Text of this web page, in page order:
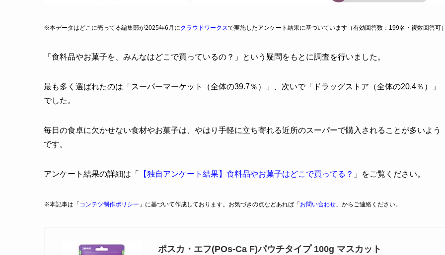
※本データはどこに売ってる編集部が2025年6月にクラウドワークスで実施したアンケート結果に基づいています（有効回答数：199名・複数回答可
「食料品やお菓子を、みんなはどこで買っているの？」という疑問をもとに調査を行いました。
最も多く選ばれたのは「スーパーマーケット（全体の39.7％）」、次いで「ドラッグストア（全体の20.4％）」
でした。
毎日の食卓に欠かせない食材やお菓子は、やはり手軽に立ち寄れる近所のスーパーで購入されることが多いよう
です。
アンケート結果の詳細は「 【独自アンケート結果】食料品やお菓子はどこで買ってる？ 」をご覧ください。
※本記事は「 コンテツ制作ポリシー 」に基づいて作成しております。お気づきの点などあれば「 お問い合わせ 」からご連絡ください。
ポスカ・エフ(POs-Ca F)パウチタイプ 100g マスカット